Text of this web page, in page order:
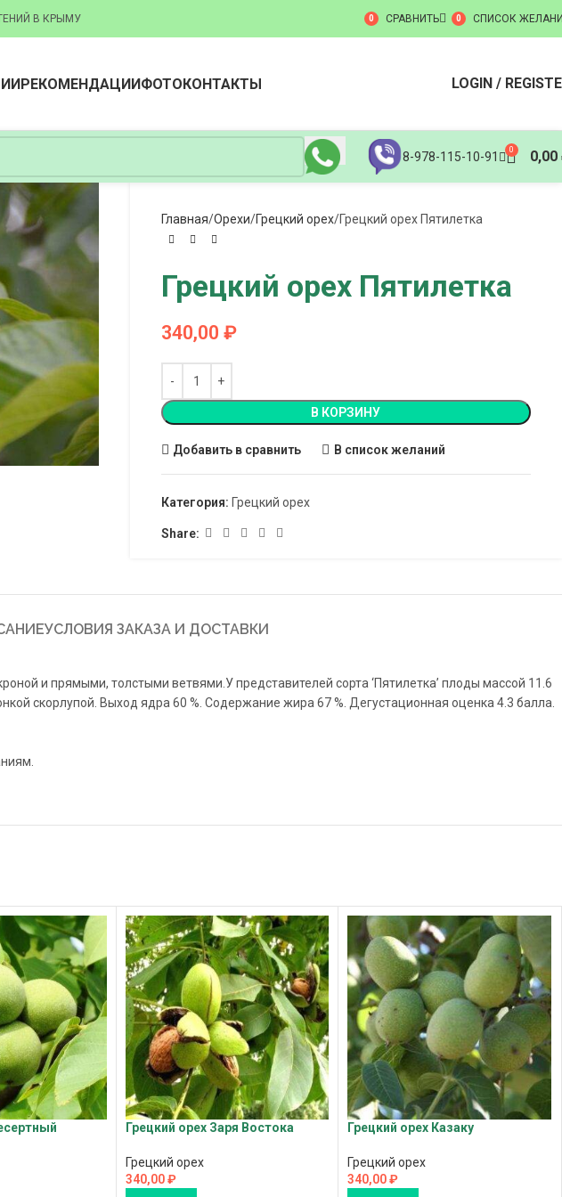
В КРЫМУ 0 СРАВНИТЬ 0 СПИСОК
РЕКОМЕНДАЦИИФОТОКОНТАКТЫ LOGIN /
8-978-115-10-91 0 0,00
Главная Орехи Грецкий орех Грецкий орех Пятилетка
Грецкий орех Пятилетка
340,00 ₽
В КОРЗИНУ
Добавить в сравнить В список желаний
Категория: Грецкий орех
Share:
УСЛОВИЯ ЗАКАЗА И ДОСТАВКИ
и прямыми, толстыми ветвями.У представителей сорта ‘Пятилетка’ плоды массой 11.6
скорлупой. Выход ядра 60 %. Содержание жира 67 %. Дегустационная оценка 4.3 балла.
Грецкий орех Заря Востока
Грецкий орех
340,00₽
Грецкий орех Казаку
Грецкий орех
340,00₽